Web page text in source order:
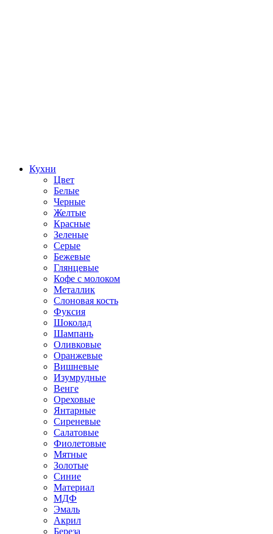
Кухни
Цвет
Белые
Черные
Желтые
Красные
Зеленые
Серые
Бежевые
Глянцевые
Кофе с молоком
Металлик
Слоновая кость
Фуксия
Шоколад
Шампань
Оливковые
Оранжевые
Вишневые
Изумрудные
Венге
Ореховые
Янтарные
Сиреневые
Салатовые
Фиолетовые
Мятные
Золотые
Синие
Материал
МДФ
Эмаль
Акрил
Береза